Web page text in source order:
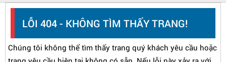
LỖI 404 - KHÔNG TÌM THẤY TRANG!
Chúng tôi không thể tìm thấy trang quý khách yêu cầu hoặc